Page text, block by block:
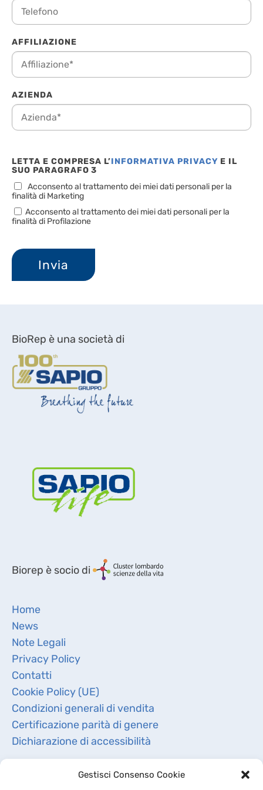
Gestisci Consenso Cookie
AFFILIAZIONE
AZIENDA
LETTA E COMPRESA L’INFORMATIVA PRIVACY E IL
SUO PARAGRAFO 3
Acconsento al trattamento dei miei dati personali per la
finalità di Marketing
Acconsento al trattamento dei miei dati personali per la
finalità di Profilazione
BioRep è una società di
Biorep è socio di
Home
News
Note Legali
Privacy Policy
Contatti
Cookie Policy (UE)
Condizioni generali di vendita
Certificazione parità di genere
Dichiarazione di accessibilità